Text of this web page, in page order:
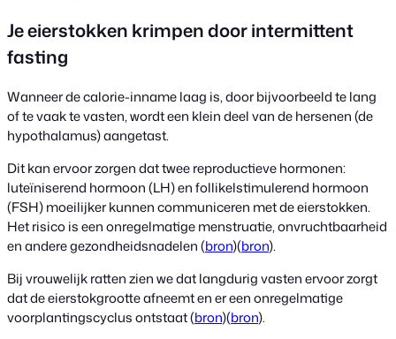
Je eierstokken krimpen door intermittent
fasting
Wanneer de calorie-inname laag is, door bijvoorbeeld te lang
of te vaak te vasten, wordt een klein deel van de hersenen (de
hypothalamus) aangetast.
Dit kan ervoor zorgen dat twee reproductieve hormonen:
luteïniserend hormoon (LH) en follikelstimulerend hormoon
(FSH) moeilijker kunnen communiceren met de eierstokken.
Het risico is een onregelmatige menstruatie, onvruchtbaarheid
en andere gezondheidsnadelen (bron)(bron).
Bij vrouwelijk ratten zien we dat langdurig vasten ervoor zorgt
dat de eierstokgrootte afneemt en er een onregelmatige
voorplantingscyclus ontstaat (bron)(bron).